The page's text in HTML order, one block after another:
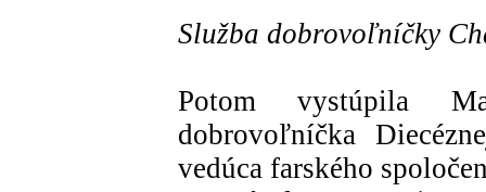
Služba dobrovoľníčky
Potom vystúpila
dobrovoľníčka
vedúca farského